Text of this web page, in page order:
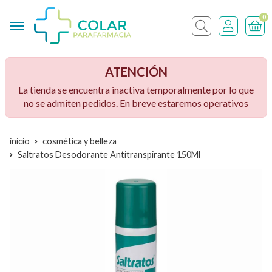
Buscar
0
ATENCIÓN
La tienda se encuentra inactiva temporalmente por lo que
no se admiten pedidos. En breve estaremos operativos
inicio
cosmética y belleza
Saltratos Desodorante Antitranspirante 150Ml